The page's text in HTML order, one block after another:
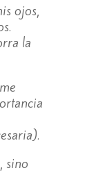
ojos,
la
sino